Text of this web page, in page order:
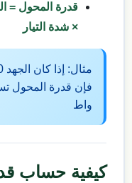
× شدة التيار
واط
كيفية حساب